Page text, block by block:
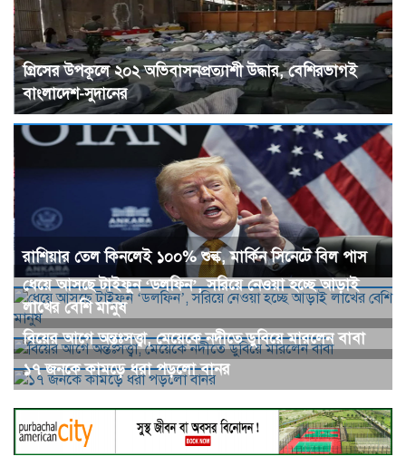
গ্রিসের উপকূলে ২০২ অভিবাসনপ্রত্যাশী উদ্ধার, বেশিরভাগই
বাংলাদেশ-সুদানের
রাশিয়ার তেল কিনলেই ১০০% শুল্ক, মার্কিন সিনেটে বিল পাস
ধেয়ে আসছে টাইফুন ‘ডলফিন’, সরিয়ে নেওয়া হচ্ছে আড়াই
লাখের বেশি মানুষ
বিয়ের আগে অন্তঃসত্ত্বা, মেয়েকে নদীতে ডুবিয়ে মারলেন বাবা
১৭ জনকে কামড়ে ধরা পড়লো বানর